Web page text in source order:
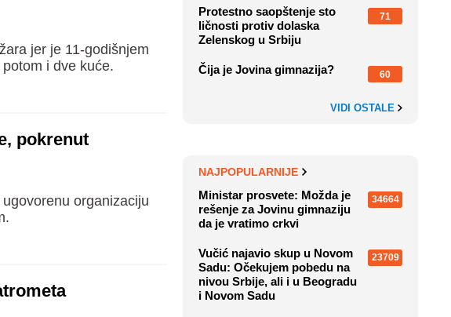
jer je 11-godišnjem
i dve kuće.
pokrenut
organizaciju
Protestno saopštenje sto
ličnosti protiv dolaska
Zelenskog u Srbiju
71
Čija je Jovina gimnazija? 60
VIDI OSTALE
NAJPOPULARNIJE
Ministar prosvete: Možda je
rešenje za Jovinu gimnaziju
da je vratimo crkvi
34664
Vučić najavio skup u Novom
Sadu: Očekujem pobedu na
nivou Srbije, ali i u Beogradu
i Novom Sadu
23709